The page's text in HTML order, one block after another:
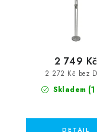
Skladem
2 272 Kč bez
2 749 Kč